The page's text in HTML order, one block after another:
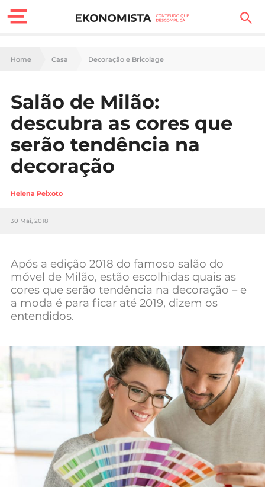
Finanças Pessoais
Carreira
Casa
Lifestyle
Sociedade
Tecnologia
Negócios
Mundial 2026
Home Casa Decoração e Bricolage
Salão de Milão:
descubra as cores que
serão tendência na
decoração
Helena Peixoto
30 Mai, 2018
Após a edição 2018 do famoso salão do
móvel de Milão, estão escolhidas quais as
cores que serão tendência na decoração – e
a moda é para ficar até 2019, dizem os
entendidos.